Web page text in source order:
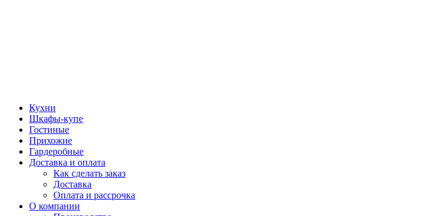
Кухни
Шкафы-купе
Гостиные
Прихожие
Гардеробные
Доставка и оплата
Как сделать заказ
Доставка
Оплата и рассрочка
О компании